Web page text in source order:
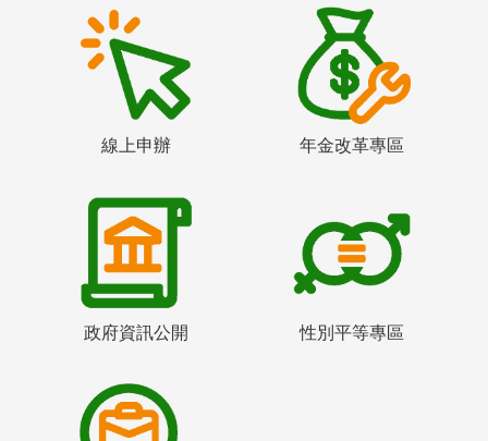
線上申辦 年金改革專區
政府資訊公開 性別平等專區